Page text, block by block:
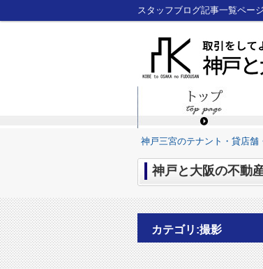
神戸三宮のテナント・貸店舗
神戸と大阪の不動
カテゴリ:撮影